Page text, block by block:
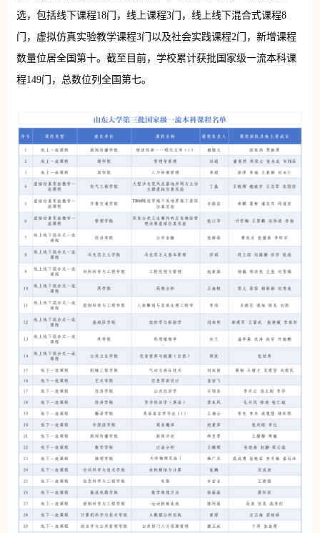
选，包括线下课程18门，线上课程3门，线上线下混合式课程8
门，虚拟仿真实验教学课程3门以及社会实践课程2门，新增课程
数量位居全国第十。截至目前，学校累计获批国家级一流本科课
程149门，总数位列全国第七。